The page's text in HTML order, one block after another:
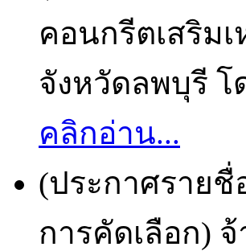
คอนกรีตเสริม
จังหวัดลพบุรี โ
คลิกอ่าน...
(ประกาศรายชื่
การคัดเลือก)